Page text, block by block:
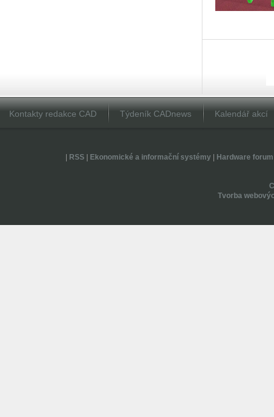
Kontakty redakce CAD Týdeník CADnews Kalendář akcí
RSS| Ekonomické a informační systémy| Hardware forum
Tvorba